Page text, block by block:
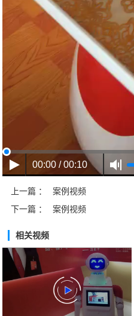
00:00 / 00:10
上一篇 ：
案例视频
下一篇 ：
案例视频
相关视频